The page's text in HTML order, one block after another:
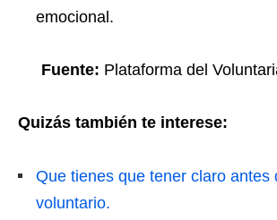
emocional.
Fuente: Plataforma del
Quizás también te interese:
Que tienes que tener claro antes
voluntario.